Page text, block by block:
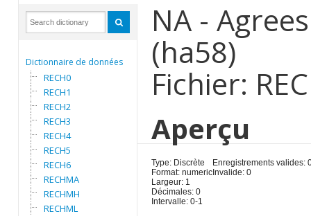
Dictionnaire de données
RECH0
RECH1
RECH2
RECH3
RECH4
RECH5
RECH6
RECHMA
RECHMH
RECHML
NA -
(ha58)
Fichier:
Aperçu
Type: Discrète
Format: numeric
Largeur: 1
Décimales: 0
Intervalle: 0-1
Enregistrements valides:
Invalide: 0